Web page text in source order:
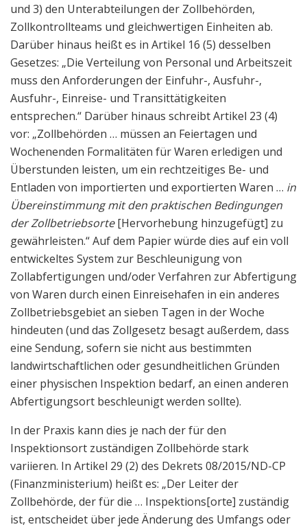
und 3) den Unterabteilungen der Zollbehörden,
Zollkontrollteams und gleichwertigen Einheiten ab.
Darüber hinaus heißt es in Artikel 16 (5) desselben
Gesetzes: „Die Verteilung von Personal und Arbeitszeit
muss den Anforderungen der Einfuhr-, Ausfuhr-,
Ausfuhr-, Einreise- und Transittätigkeiten
entsprechen.“ Darüber hinaus schreibt Artikel 23 (4)
vor: „Zollbehörden … müssen an Feiertagen und
Wochenenden Formalitäten für Waren erledigen und
Überstunden leisten, um ein rechtzeitiges Be- und
Entladen von importierten und exportierten Waren … in
Übereinstimmung mit den praktischen Bedingungen
der Zollbetriebsorte[Hervorhebung hinzugefügt] zu
gewährleisten.“ Auf dem Papier würde dies auf ein voll
entwickeltes System zur Beschleunigung von
Zollabfertigungen und/oder Verfahren zur Abfertigung
von Waren durch einen Einreisehafen in ein anderes
Zollbetriebsgebiet an sieben Tagen in der Woche
hindeuten (und das Zollgesetz besagt außerdem, dass
eine Sendung, sofern sie nicht aus bestimmten
landwirtschaftlichen oder gesundheitlichen Gründen
einer physischen Inspektion bedarf, an einen anderen
Abfertigungsort beschleunigt werden sollte).
In der Praxis kann dies je nach der für den
Inspektionsort zuständigen Zollbehörde stark
variieren. In Artikel 29 (2) des Dekrets 08/2015/ND-CP
(Finanzministerium) heißt es: „Der Leiter der
Zollbehörde, der für die … Inspektions[orte] zuständig
ist, entscheidet über jede Änderung des Umfangs oder